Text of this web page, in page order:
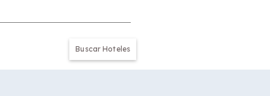
Buscar Hoteles